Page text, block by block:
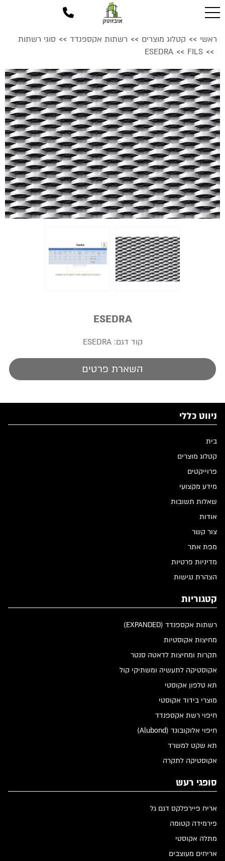
ראשי >> קטלוג מוצרים >> רשתות אקספנדד >> סוגי רשתות
>>
FILS
>>
ESEDRA
ESEDRA
קוד דגם:ESEDRA
השארת פרטים
ניווט כללי
בית
קטלוג מוצרים
פרוייקטים
מידע מקצועי
שאלות תשובות
אודות
צור קשר
מפת אתר
מדיניות פרטיות
הצהרת נגישות
קטגוריות
רשתות אקספנדד (EXPANDED)
מחיצות אקוסטיות
תקרות ומחיצות לדאטה סנטר
אקוסטיקה לתעשיה ומשתיקי קול
תא טלפון אקוסטי
מוצרי בידוד אקוסטי
חיפוי רשת אקספנדד
חיפוי אלוקובונד (Alubond)
תא שקט למשרד
אקוסטיקה לתקרה
סופגי רעש
אריח פיירפלקס דגם גל
פירמידה קטומה
מתלה אקוסטי
אריחים מעוצבים